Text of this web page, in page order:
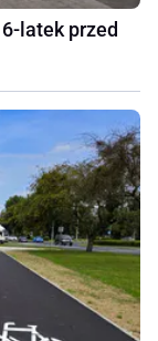
latek przed